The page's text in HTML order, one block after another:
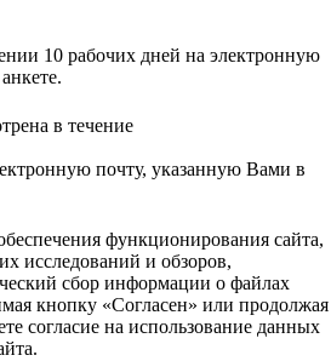
10 рабочих дней на электронную
в течение
почту, указанную Вами в
функционирования сайта,
исследований и обзоров,
сбор информации о файлах
кнопку «Согласен» или продолжая
согласие на использование данных